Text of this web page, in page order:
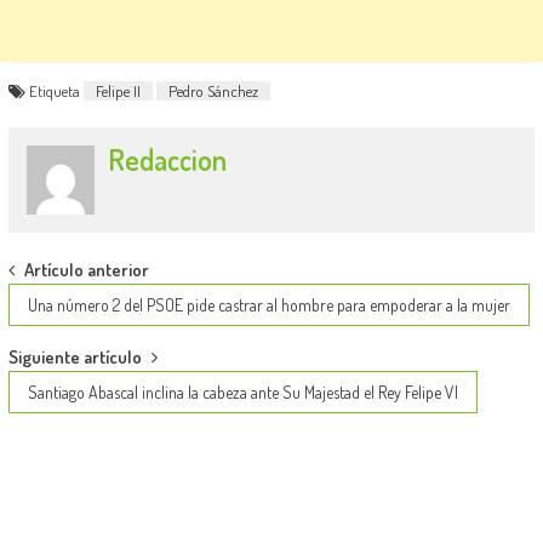
Etiqueta Felipe II Pedro Sánchez
Redaccion
Post
navigation
Artículo anterior
Una número 2 del PSOE pide castrar al hombre para empoderar a la mujer
Siguiente artículo
Santiago Abascal inclina la cabeza ante Su Majestad el Rey Felipe VI